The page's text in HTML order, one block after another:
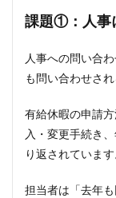
ける
5つ
の課
1.1
課題
①：
人事
じ問
課題①： 人
人事への問い合
も問い合わせさ
有給休暇の申請
入・変更手続き
り返されています
担当者は「去年